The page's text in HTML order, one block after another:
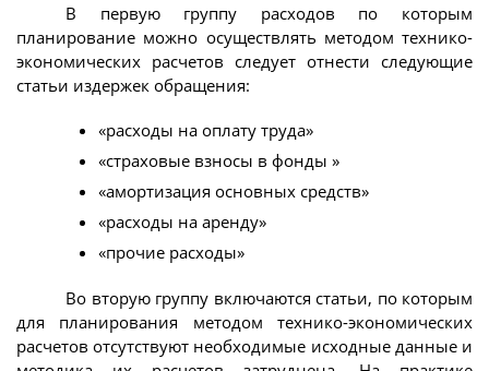
В первую группу расходов по которым
планирование можно осуществлять методом технико-
экономических расчетов следует отнести следующие
статьи издержек обращения:
«расходы на оплату труда»
«страховые взносы в фонды »
«амортизация основных средств»
«расходы на аренду»
«прочие расходы»
Во вторую группу включаются статьи, по которым
для планирования методом технико-экономических
расчетов отсутствуют необходимые исходные данные и